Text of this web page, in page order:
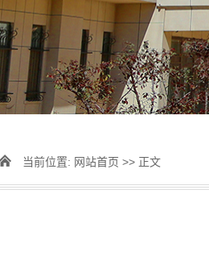
当前位置: 网站首页 >> 正文